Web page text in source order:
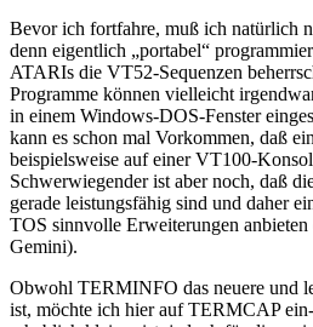
Bevor ich fortfahre, muß ich natürlich
denn eigentlich „portabel“
ATARIs die VT52-Sequenzen
Programme können vielleicht
in einem Windows-DOS-Fenster
kann es schon mal Vorkommen, daß
beispielsweise auf einer VT100-
Schwerwiegender ist aber noch, daß
gerade leistungsfähig sind und daher
TOS sinnvolle Erweiterungen
Gemini).
Obwohl TERMINFO das neuere und
ist, möchte ich hier auf TERMCAP